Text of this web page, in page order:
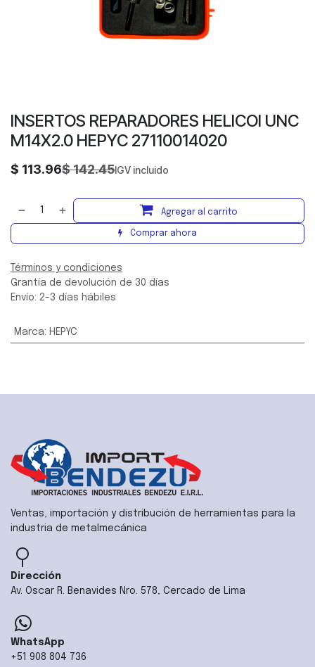
INSERTOS REPARADORES HELICOI UNC
M14X2.0 HEPYC 27110014020
$ 113.96$142.45IGV incluido
Agregar al carrito
Comprar ahora
Términos y condiciones
Grantía de devolución de 30 días
Envío: 2-3 días hábiles
Marca: HEPYC
Ventas, importación y distribución de herramientas para la
industria de metalmecánica
Dirección
Av. Oscar R. Benavides Nro. 578, Cercado de Lima
WhatsApp
+51 908 804 736